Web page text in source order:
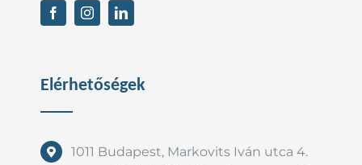
Elérhetőségek
1011 Budapest, Markovits Iván utca 4.